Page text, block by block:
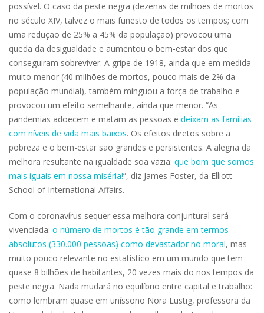
possível. O caso da peste negra (dezenas de milhões de mortos
no século XIV, talvez o mais funesto de todos os tempos; com
uma redução de 25% a 45% da população) provocou uma
queda da desigualdade e aumentou o bem-estar dos que
conseguiram sobreviver. A gripe de 1918, ainda que em medida
muito menor (40 milhões de mortos, pouco mais de 2% da
população mundial), também minguou a força de trabalho e
provocou um efeito semelhante, ainda que menor. “As
pandemias adoecem e matam as pessoas e deixam as famílias
com níveis de vida mais baixos. Os efeitos diretos sobre a
pobreza e o bem-estar são grandes e persistentes. A alegria da
melhora resultante na igualdade soa vazia: que bom que somos
mais iguais em nossa miséria!”, diz James Foster, da Elliott
School of International Affairs.
Com o coronavírus sequer essa melhora conjuntural será
vivenciada: o número de mortos é tão grande em termos
absolutos (330.000 pessoas) como devastador no moral, mas
muito pouco relevante no estatístico em um mundo que tem
quase 8 bilhões de habitantes, 20 vezes mais do nos tempos da
peste negra. Nada mudará no equilíbrio entre capital e trabalho:
como lembram quase em uníssono Nora Lustig, professora da